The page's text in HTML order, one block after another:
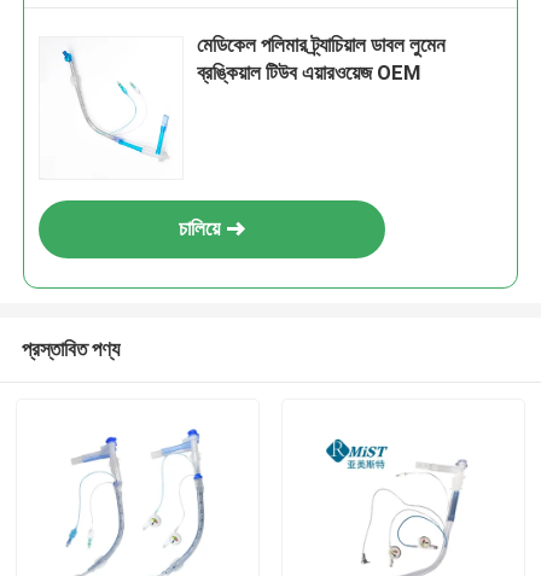
মেডিকেল পলিমার ট্র্যাচিয়াল ডাবল লুমেন
ব্রঙ্কিয়াল টিউব এয়ারওয়েজ OEM
চালিয়ে
প্রস্তাবিত পণ্য